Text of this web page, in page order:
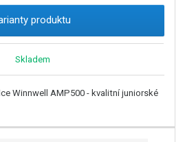
produktu
Skladem
Winnwell AMP500 - kvalitní juniorské